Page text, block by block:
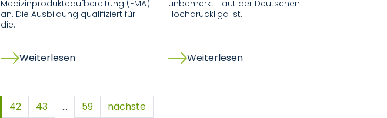
Medizinprodukteaufbereitung (FMA)
an. Die Ausbildung qualifiziert für
die…
Weiterlesen
unbemerkt. Laut der Deutschen
Hochdruckliga ist…
Weiterlesen
42 43 … 59 nächste